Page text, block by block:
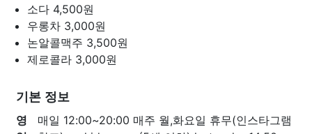
소다 4,500원
우롱차 3,000원
논알콜맥주 3,500원
제로콜라 3,000원
기본 정보
영
매일 12:00~20:00 매주 월,화요일 휴무(인스타그램